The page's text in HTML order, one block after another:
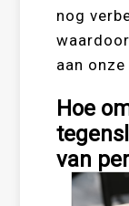
nog
aan
Hoe
van